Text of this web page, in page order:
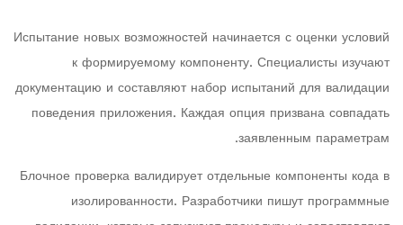
Испытание новых возможностей начинается с оценки условий
к формируемому компоненту. Специалисты изучают
документацию и составляют набор испытаний для валидации
поведения приложения. Каждая опция призвана совпадать
заявленным параметрам.
Блочное проверка валидирует отдельные компоненты кода в
изолированности. Разработчики пишут программные